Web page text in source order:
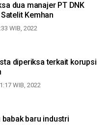
dua manajer PT DNK
Satelit Kemhan
WIB, 2022
terkait korupsi
WIB, 2022
baru industri